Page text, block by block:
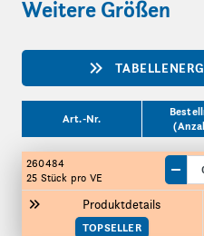
Weitere Größen
Art.-Nr.
260484
25 Stück pro VE
Produktdetails
TOPSELLER